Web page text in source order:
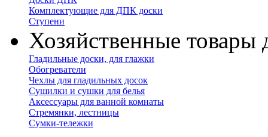
Комплектующие для ДПК доски
Ступени
Хозяйственные товары
Гладильные доски, для глажки
Обогреватели
Чехлы для гладильных досок
Сушилки и сушки для белья
Аксессуары для ванной комнаты
Стремянки, лестницы
Сумки-тележки